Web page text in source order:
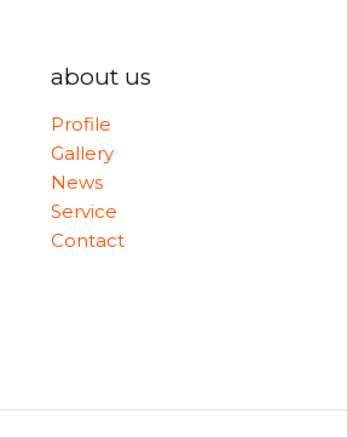
about us
Profile
Gallery
News
Service
Contact